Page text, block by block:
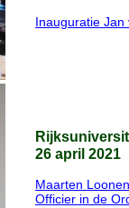
Inauguratie Jan
26 april 2021
Maarten
Officier in de